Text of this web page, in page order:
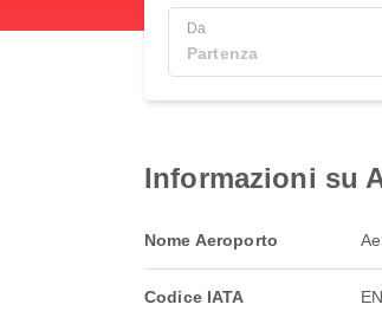
Da
Informazioni su
Nome Aeroporto
Codice IATA